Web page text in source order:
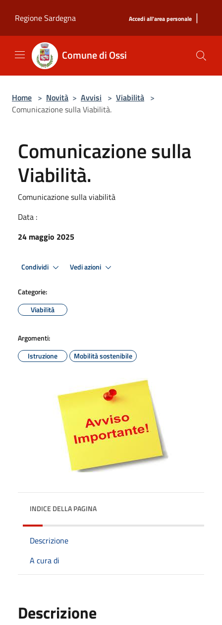
Regione Sardegna
Accedi all'area personale |
Comune di Ossi
Home > Novità > Avvisi > Viabilità >
Comunicazione sulla Viabilità.
Comunicazione sulla
Viabilità.
Comunicazione sulla viabilità
Data :
24 maggio 2025
Condividi Vedi azioni
Categorie:
Viabilità
Argomenti:
Istruzione
Mobilità sostenibile
INDICE DELLA PAGINA
Descrizione
A cura di
Descrizione